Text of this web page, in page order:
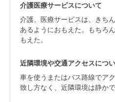
介護医療サービスについて
介護、医療サービスは、きち
あるようにおもえた。もちろ
もえた。
近隣環境や交通アクセスにつ
車を使うまたはバス路線でア
致し方なく、近隣環境は静か